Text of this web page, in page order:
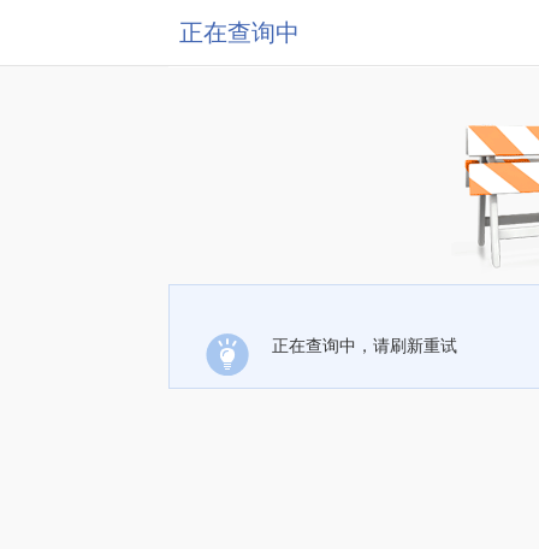
正在查询中
正在查询中，请刷新重试